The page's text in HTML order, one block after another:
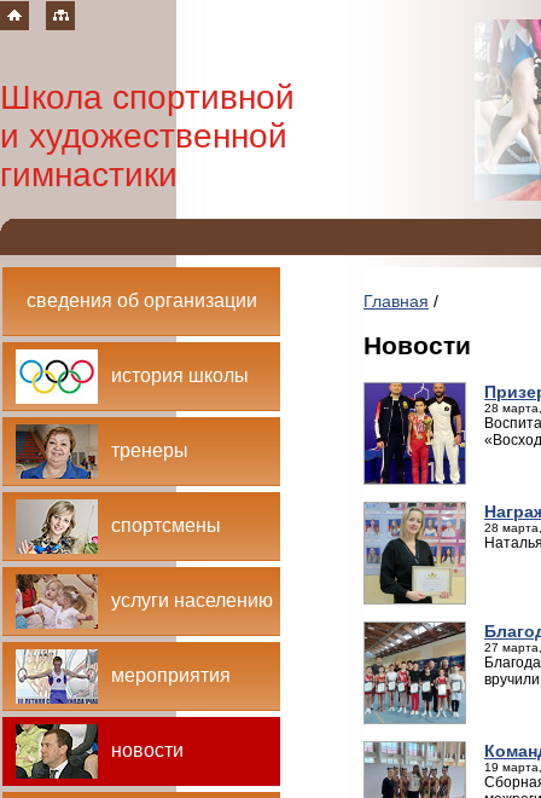
Школа спортивной
и художественной
гимнастики
сведения об организации
история школы
тренеры
спортсмены
услуги населению
мероприятия
новости
Главная /
Новости
28
28
27
19